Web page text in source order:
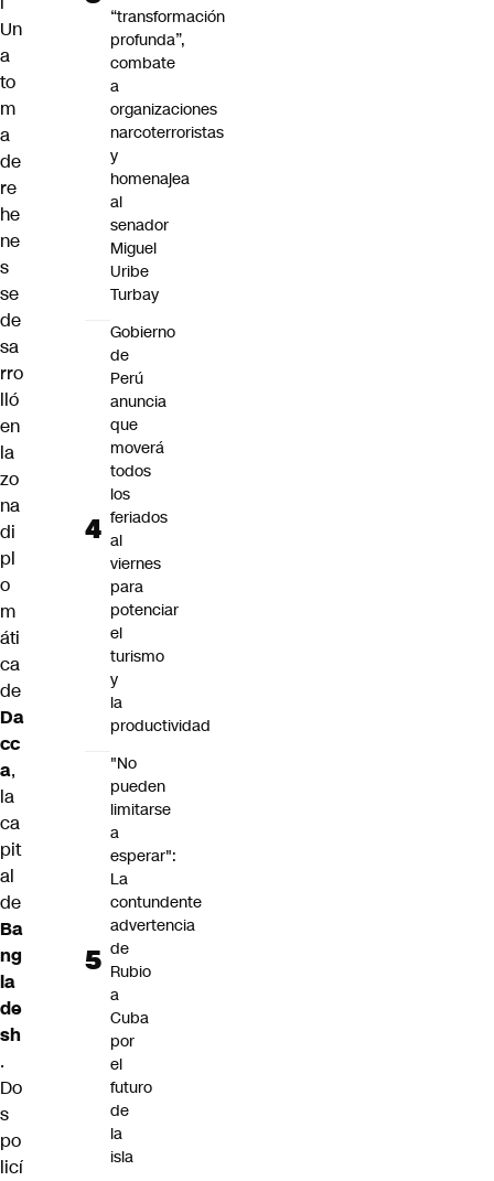
Un
a
to
m
a
de
re
he
ne
s
se
de
sa
rro
lló
en
la
zo
na
di
pl
o
m
áti
ca
de
Da
cc
a,
la
ca
pit
al
de
Ba
ng
la
de
sh
.
Do
s
po
licí
“transformación
profunda”,
combate
a
organizaciones
narcoterroristas
y
homenajea
al
senador
Miguel
Uribe
Turbay
Gobierno
de
Perú
anuncia
que
moverá
todos
los
feriados
al
viernes
para
potenciar
el
turismo
y
la
productividad
"No
pueden
limitarse
a
esperar":
La
contundente
advertencia
de
Rubio
a
Cuba
por
el
futuro
de
la
isla